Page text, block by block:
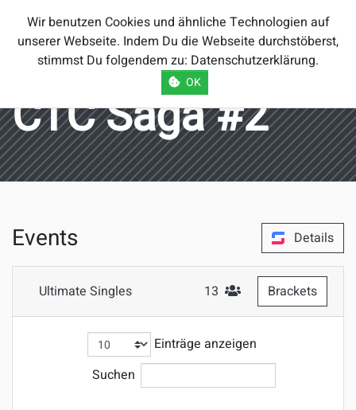
Smash Brothers
Österreich
CTC Saga #2
Events Details
Ultimate Singles
13
#Teilnehmer
Brackets
Einträge anzeigen
Suchen
Wir benutzen Cookies und ähnliche Technologien auf
unserer Webseite. Indem Du die Webseite durchstöberst,
stimmst Du folgendem zu: Datenschutzerklärung.
OK